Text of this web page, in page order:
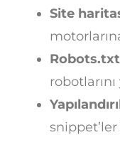
Site
Robots.txt